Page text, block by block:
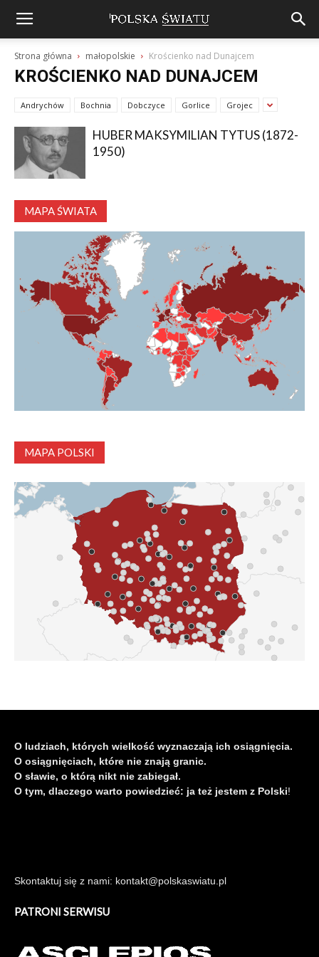
Strona główna małopolskie Krościenko nad Dunajcem
KROŚCIENKO NAD DUNAJCEM
Andrychów Bochnia Dobczyce Gorlice Grojec
HUBER MAKSYMILIAN TYTUS (1872-
1950)
MAPA ŚWIATA
MAPA POLSKI
O ludziach, których wielkość wyznaczają ich osiągnięcia.
O osiągnięciach, które nie znają granic.
O sławie, o którą nikt nie zabiegał.
O tym, dlaczego warto powiedzieć: ja też jestem z Polski!
Skontaktuj się z nami: kontakt@polskaswiatu.pl
PATRONI SERWISU